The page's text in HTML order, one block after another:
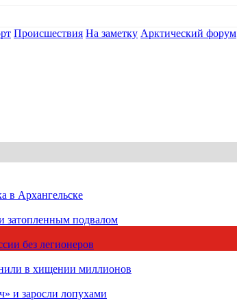
Происшествия На заметку Арктический форум
в Архангельске
затопленным подвалом
без легионеров
в хищении миллионов
и заросли лопухами